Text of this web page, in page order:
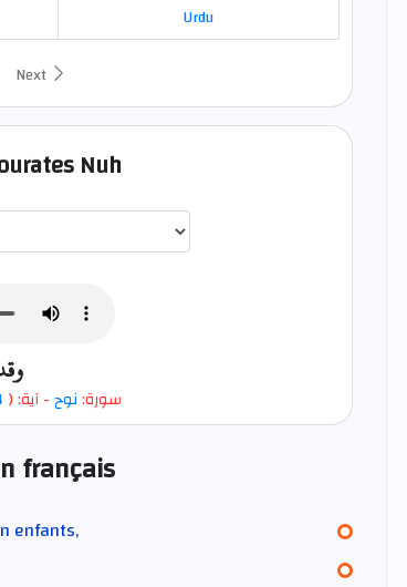
Urdu
Next
Nuh
سورة:نوح- آية: (
français
enfants,